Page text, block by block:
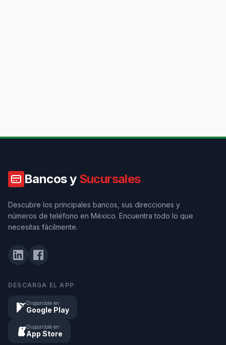
Bancos y Sucursales
Descubre los principales bancos, sus direcciones y
números de teléfono en México. Encuentra todo lo que
necesitas fácilmente.
DESCARGA EL APP
Disponible en
Google Play
Disponible en
App Store